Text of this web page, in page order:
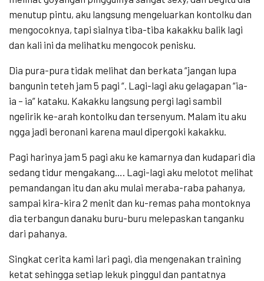
menutup pintu, aku langsung mengeluarkan kontolku dan
mengocoknya, tapi sialnya tiba-tiba kakakku balik lagi
dan kali ini da melihatku mengocok penisku.
Dia pura-pura tidak melihat dan berkata “jangan lupa
bangunin teteh jam 5 pagi “. Lagi-lagi aku gelagapan “ia-
ia – ia” kataku. Kakakku langsung pergi lagi sambil
ngelirik ke-arah kontolku dan tersenyum. Malam itu aku
ngga jadi beronani karena maul dipergoki kakakku.
Pagi harinya jam 5 pagi aku ke kamarnya dan kudapari dia
sedang tidur mengakang…. Lagi-lagi aku melotot melihat
pemandangan itu dan aku mulai meraba-raba pahanya,
sampai kira-kira 2 menit dan ku-remas paha montoknya
dia terbangun danaku buru-buru melepaskan tanganku
dari pahanya.
Singkat cerita kami lari pagi, dia mengenakan training
ketat sehingga setiap lekuk pinggul dan pantatnya